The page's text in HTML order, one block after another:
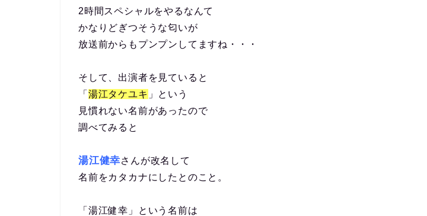
2時間スペシャルをやるなんて
かなりどぎつそうな匂いが
放送前からもプンプンしてますね・・・
そして、出演者を見ていると
「 湯江タケユキ 」という
見慣れない名前があったので
調べてみると
湯江健幸さんが改名して
名前をカタカナにしたとのこと。
「湯江健幸」という名前は